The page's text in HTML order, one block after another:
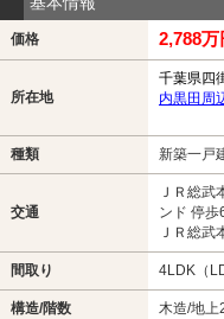
価格 2,788万
所在地
千葉県四
内黒田周
種類 新築一戸
交通
ＪＲ総武
ンド 停歩
ＪＲ総武
間取り 4LDK（
構造/階数 木造/地上